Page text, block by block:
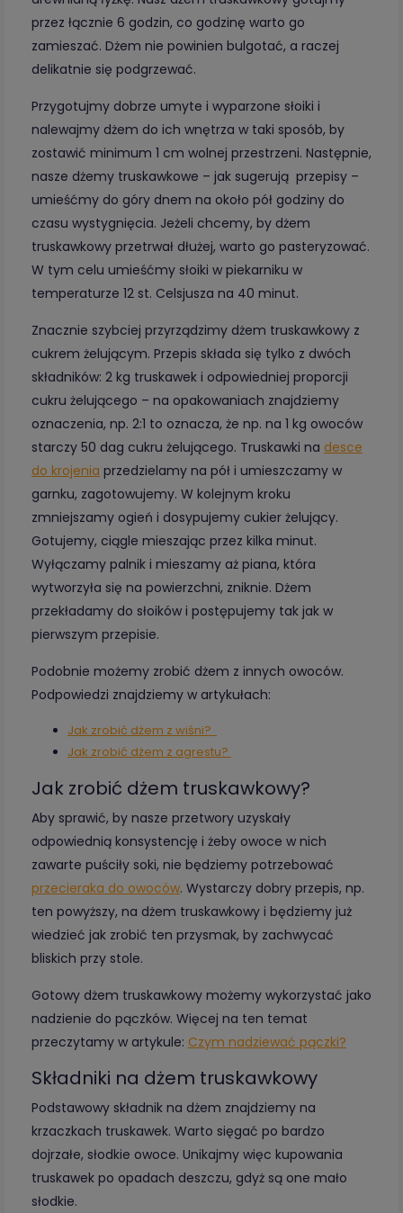
przez łącznie 6 godzin, co godzinę warto go
zamieszać. Dżem nie powinien bulgotać, a raczej
delikatnie się podgrzewać.
Przygotujmy dobrze umyte i wyparzone słoiki i
nalewajmy dżem do ich wnętrza w taki sposób, by
zostawić minimum 1 cm wolnej przestrzeni. Następnie,
nasze dżemy truskawkowe – jak sugerują przepisy –
umieśćmy do góry dnem na około pół godziny do
czasu wystygnięcia. Jeżeli chcemy, by dżem
truskawkowy przetrwał dłużej, warto go pasteryzować.
W tym celu umieśćmy słoiki w piekarniku w
temperaturze 12 st. Celsjusza na 40 minut.
Znacznie szybciej przyrządzimy dżem truskawkowy z
cukrem żelującym. Przepis składa się tylko z dwóch
składników: 2 kg truskawek i odpowiedniej proporcji
cukru żelującego – na opakowaniach znajdziemy
oznaczenia, np. 2:1 to oznacza, że np. na 1 kg owoców
starczy 50 dag cukru żelującego. Truskawki na desce
do krojenia przedzielamy na pół i umieszczamy w
garnku, zagotowujemy. W kolejnym kroku
zmniejszamy ogień i dosypujemy cukier żelujący.
Gotujemy, ciągle mieszając przez kilka minut.
Wyłączamy palnik i mieszamy aż piana, która
wytworzyła się na powierzchni, zniknie. Dżem
przekładamy do słoików i postępujemy tak jak w
pierwszym przepisie.
Podobnie możemy zrobić dżem z innych owoców.
Podpowiedzi znajdziemy w artykułach:
Jak zrobić dżem z wiśni?
Jak zrobić dżem z agrestu?
Jak zrobić dżem truskawkowy?
Aby sprawić, by nasze przetwory uzyskały
odpowiednią konsystencję i żeby owoce w nich
zawarte puściły soki, nie będziemy potrzebować
przecieraka do owoców. Wystarczy dobry przepis, np.
ten powyższy, na dżem truskawkowy i będziemy już
wiedzieć jak zrobić ten przysmak, by zachwycać
bliskich przy stole.
Gotowy dżem truskawkowy możemy wykorzystać jako
nadzienie do pączków. Więcej na ten temat
przeczytamy w artykule: Czym nadziewać pączki?
Składniki na dżem truskawkowy
Podstawowy składnik na dżem znajdziemy na
krzaczkach truskawek. Warto sięgać po bardzo
dojrzałe, słodkie owoce. Unikajmy więc kupowania
truskawek po opadach deszczu, gdyż są one mało
słodkie.